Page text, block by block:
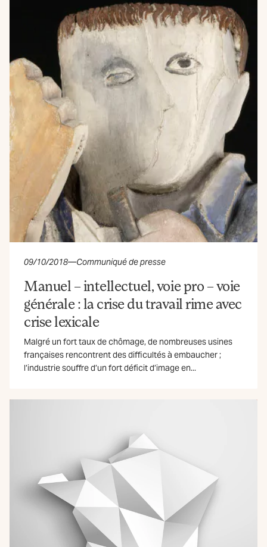
09/10/2018—Communiqué de presse
Manuel – intellectuel, voie pro – voie
générale : la crise du travail rime avec
crise lexicale
Malgré un fort taux de chômage, de nombreuses usines
françaises rencontrent des difficultés à embaucher ;
l’industrie souffre d’un fort déficit d’image en...